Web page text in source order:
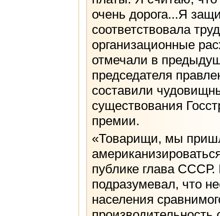
очень дорога...Я
соответствовала
организационные
отмечали в
председателя
составили
существования
премии.
«Товарищи, мы
публике глава
подразумевал, что
населения